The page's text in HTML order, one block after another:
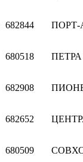
682844 ПОРТ-
680518
682908
682652
680509